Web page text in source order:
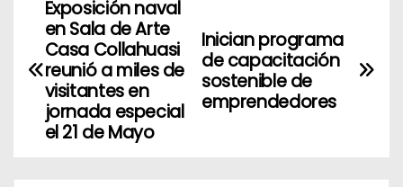
N
a
Inician programa
de capacitación
sostenible de
emprendedores
Exposición naval
en Sala de Arte
Casa Collahuasi
reunió a miles de
visitantes en
jornada especial
el 21 de Mayo